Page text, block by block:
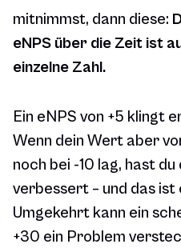
mitnimmst, dann diese:
eNPS über die Zeit ist
einzelne Zahl.
Ein eNPS von +5 klingt
Wenn dein Wert aber
noch bei -10 lag, hast du
verbessert – und das ist
Umgekehrt kann ein
+30 ein Problem